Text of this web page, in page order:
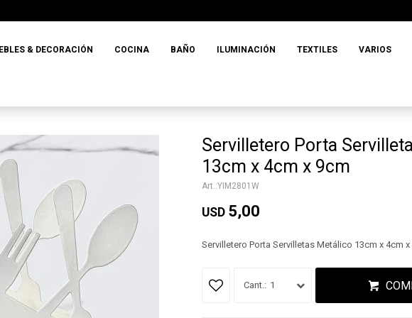
& DECORACIÓN COCINA BAÑO ILUMINACIÓN TEXTILES VARIOS
Servilletero Porta
13cm x 4cm x 9cm
YIM2801W
USD 5,00
Servilletero Porta Servilletas Metálico 13cm x 4cm x
1